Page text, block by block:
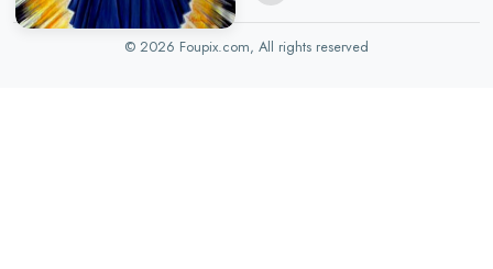
© 2026 Foupix.com, All rights reserved